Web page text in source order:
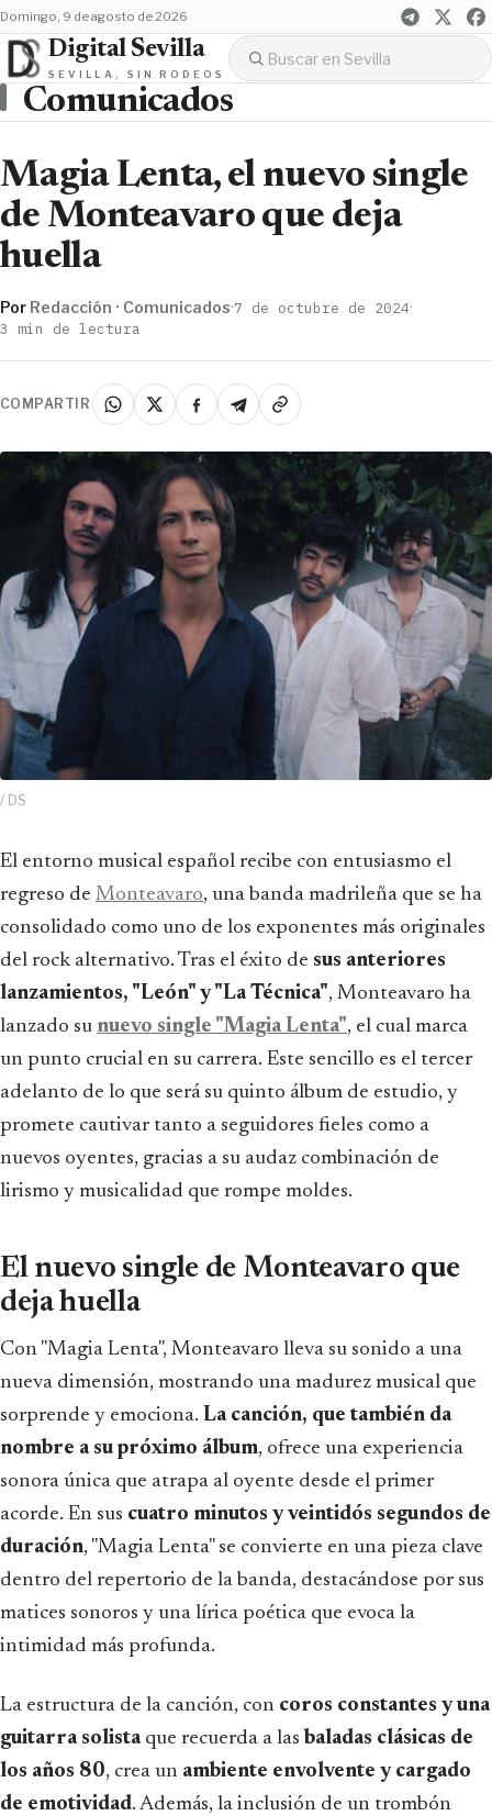
domingo, 9 de agosto de 2026
Digital Sevilla
SEVILLA, SIN RODEOS
Comunicados
Magia Lenta, el nuevo single
de Monteavaro que deja
huella
Por Redacción · Comunicados·7 de octubre de 2024·
3 min de lectura
COMPARTIR
/ DS
El entorno musical español recibe con entusiasmo el
regreso de Monteavaro, una banda madrileña que se ha
consolidado como uno de los exponentes más originales
del rock alternativo. Tras el éxito de sus anteriores
lanzamientos, "León" y "La Técnica", Monteavaro ha
lanzado su nuevo single "Magia Lenta", el cual marca
un punto crucial en su carrera. Este sencillo es el tercer
adelanto de lo que será su quinto álbum de estudio, y
promete cautivar tanto a seguidores fieles como a
nuevos oyentes, gracias a su audaz combinación de
lirismo y musicalidad que rompe moldes.
El nuevo single de Monteavaro que
deja huella
Con "Magia Lenta", Monteavaro lleva su sonido a una
nueva dimensión, mostrando una madurez musical que
sorprende y emociona. La canción, que también da
nombre a su próximo álbum, ofrece una experiencia
sonora única que atrapa al oyente desde el primer
acorde. En sus cuatro minutos y veintidós segundos de
duración, "Magia Lenta" se convierte en una pieza clave
dentro del repertorio de la banda, destacándose por sus
matices sonoros y una lírica poética que evoca la
intimidad más profunda.
La estructura de la canción, con coros constantes y una
guitarra solista que recuerda a las baladas clásicas de
los años 80, crea un ambiente envolvente y cargado
de emotividad. Además, la inclusión de un trombón